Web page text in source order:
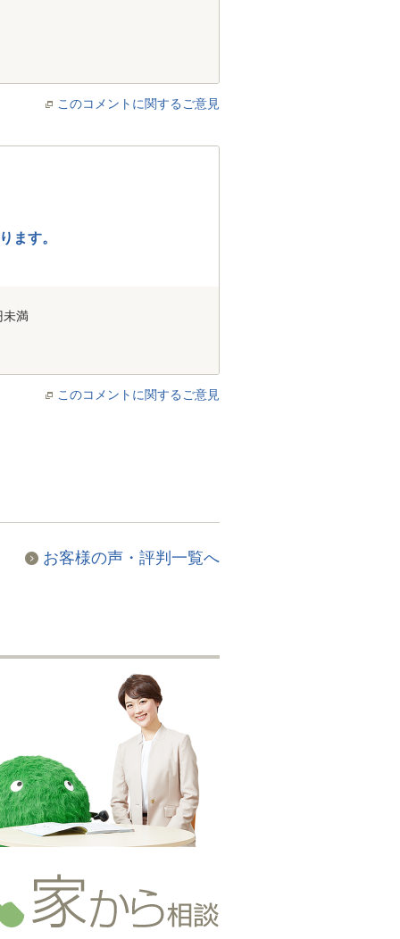
このコメントに関するご意見
ます。
未満
このコメントに関するご意見
お客様の声・評判一覧へ